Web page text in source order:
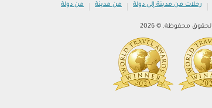
| رحلات من مدينة إلى دولة | من مدينة | من دولة
محفوظة. © 2026